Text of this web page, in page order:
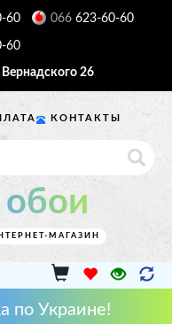
60 066 623-60-60
60
Вернадского 26
КОНТАКТЫ
МАГАЗИН
по Украине!